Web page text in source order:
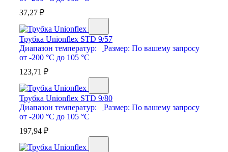
37,27 ₽
Трубка Unionflex STD 9/57
Диапазон температур:
от -200 °С до 105 °С
Размер: По вашему запросу
123,71 ₽
Трубка Unionflex STD 9/80
Диапазон температур:
от -200 °С до 105 °С
Размер: По вашему запросу
197,94 ₽